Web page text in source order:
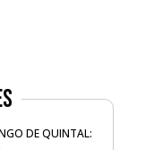
DE QUINTAL: